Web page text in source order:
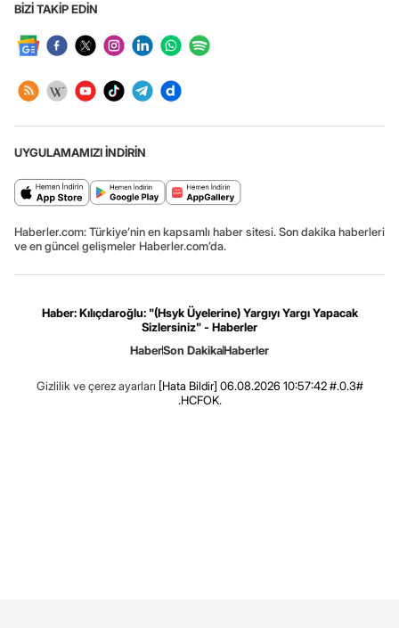
BİZİ TAKİP EDİN
UYGULAMAMIZI İNDİRİN
Haberler.com: Türkiye’nin en kapsamlı haber sitesi. Son dakika haberleri
ve en güncel gelişmeler Haberler.com’da.
Haber: Kılıçdaroğlu: "(Hsyk Üyelerine) Yargıyı Yargı Yapacak
Sizlersiniz" - Haberler
HaberSon DakikaHaberler
Gizlilik ve çerez ayarları [Hata Bildir] 06.08.2026 10:57:42 #.0.3#
.HCFOK.